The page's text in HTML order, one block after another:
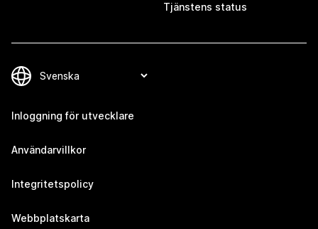
Tjänstens status
Inloggning för utvecklare
Användarvillkor
Integritetspolicy
Webbplatskarta